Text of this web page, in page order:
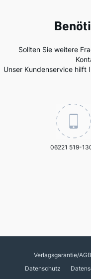
Sollten Sie weitere
Unser Kundenservice hilft
06221 519-
Verlagsgarantie/AGB
Datenschutz